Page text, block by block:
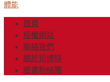
體能
首頁
授權網站
聯絡我們
關於司博特
臉書粉絲團